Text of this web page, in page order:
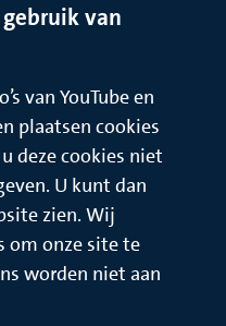
van
van YouTube en
plaatsen cookies
deze cookies niet
U kunt dan
zien. Wij
om onze site te
worden niet aan